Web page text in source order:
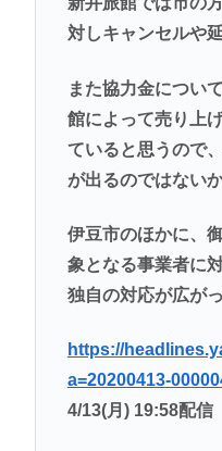
対しキャンセルや
また協力金につい
館によって売り上
ていると思うので
が出るのではない
伊豆市のほかに、
象となる事業者に
独自の対応が広がっ
https://
a=20200413-
4/13(月) 19:58配信